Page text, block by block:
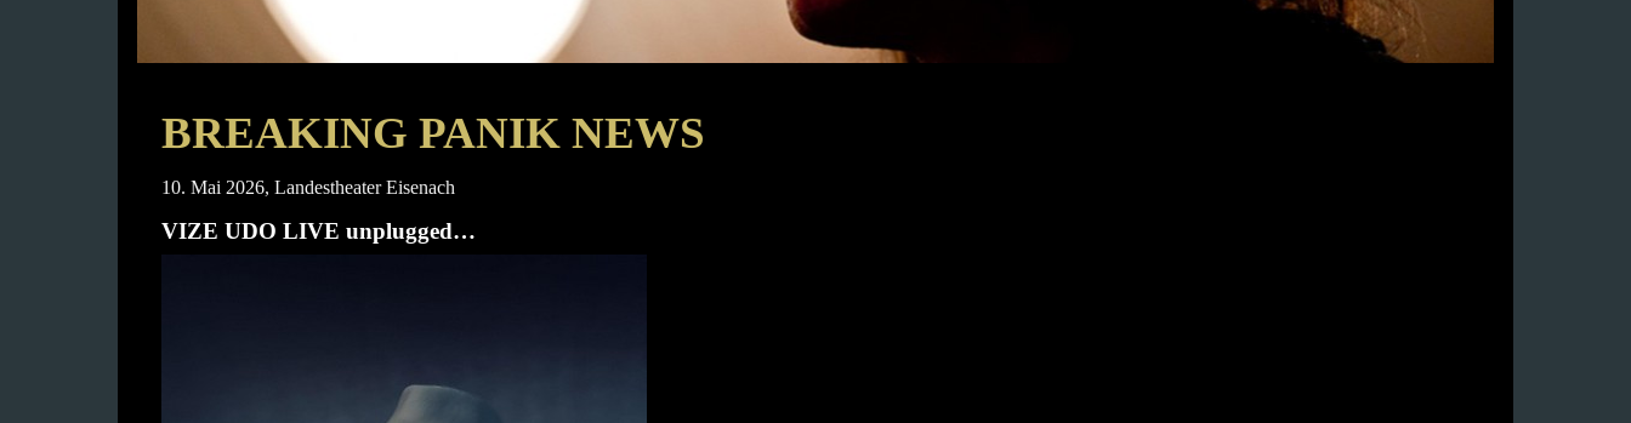
BREAKING PANIK NEWS
10. Mai 2026, Landestheater Eisenach
VIZE UDO LIVE unplugged…